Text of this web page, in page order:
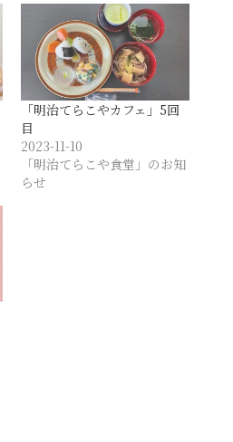
「明治てらこやカフェ」5回
目
2023-11-10
「明治てらこや食堂」のお知
らせ